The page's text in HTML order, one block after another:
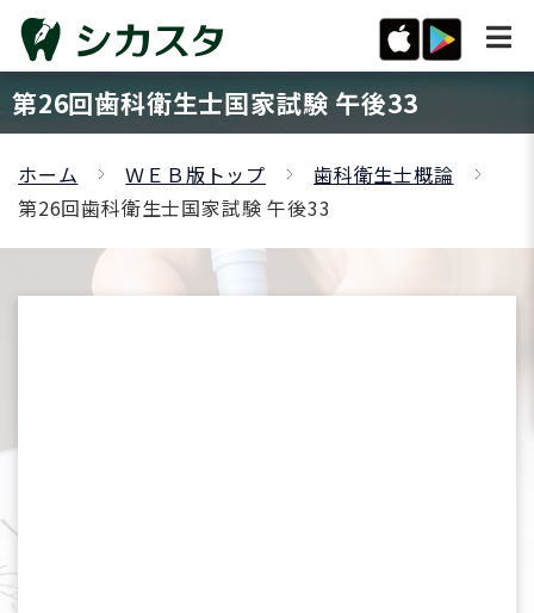
第26回歯科衛生士国家試験 午後33
ホーム ＷＥＢ版トップ
歯科衛生士概論
第26回歯科衛生士国家試験 午後33